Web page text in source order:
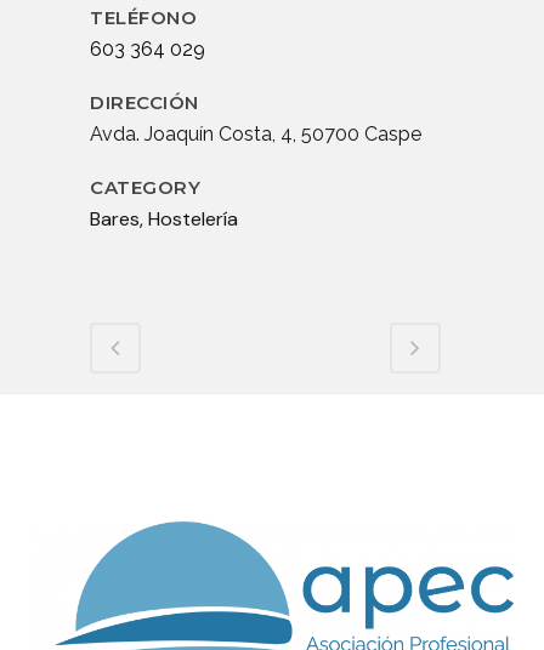
TELÉFONO
603 364 029
DIRECCIÓN
Avda. Joaquín Costa, 4, 50700 Caspe
CATEGORY
Bares, Hostelería